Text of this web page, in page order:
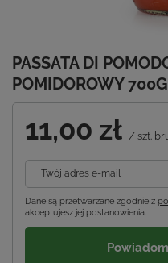
PASSATA DI
POMIDOROWY
11,00 zł / szt.
Twój adres e-mail
Dane są przetwarzane zgodnie z
akceptujesz jej postanowienia.